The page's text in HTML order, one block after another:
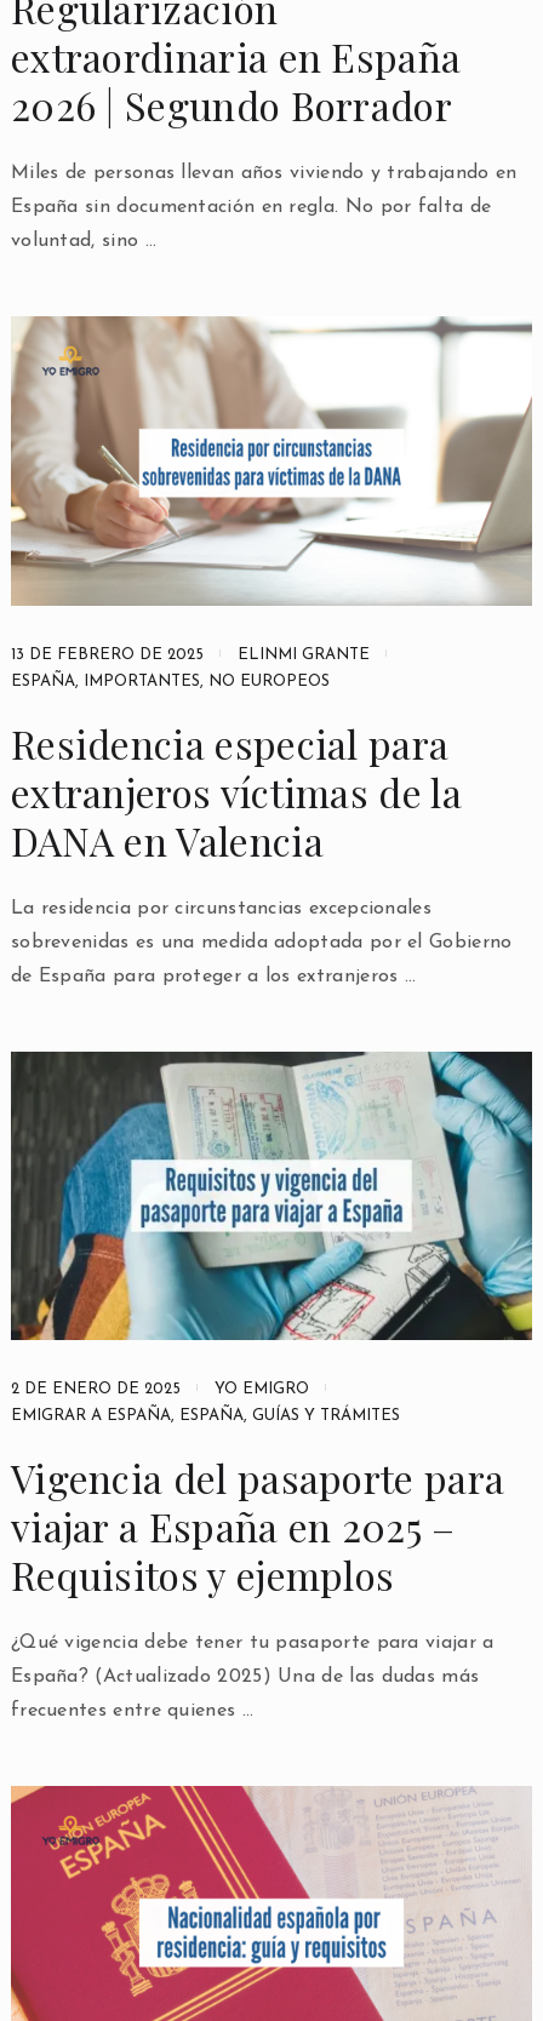
extraordinaria en España
2026 | Segundo Borrador
Miles de personas llevan años viviendo y trabajando en
España sin documentación en regla. No por falta de
voluntad, sino …
13 DE FEBRERO DE 2025
ELINMI GRANTE
ESPAÑA, IMPORTANTES NO EUROPEOS
Residencia especial para
extranjeros víctimas de la
DANA en Valencia
La residencia por circunstancias excepcionales
sobrevenidas es una medida adoptada por el Gobierno
de España para proteger a los extranjeros …
2 DE ENERO DE 2025
YO EMIGRO
EMIGRAR A ESPAÑA, ESPAÑA, GUÍAS Y TRÁMITES
Vigencia del pasaporte para
viajar a España en 2025 –
Requisitos y ejemplos
¿Qué vigencia debe tener tu pasaporte para viajar a
España? (Actualizado 2025) Una de las dudas más
frecuentes entre quienes …